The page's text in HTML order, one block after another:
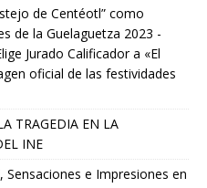
de Centéotl” como
de la Guelaguetza 2023 -
Jurado Calificador a «El
oficial de las festividades
TRAGEDIA EN LA
INE
Sensaciones e Impresiones en